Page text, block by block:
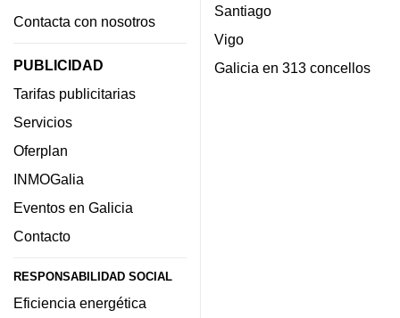
Contacta con nosotros
PUBLICIDAD
Tarifas publicitarias
Servicios
Oferplan
INMOGalia
Eventos en Galicia
Contacto
RESPONSABILIDAD SOCIAL
Eficiencia energética
Santiago
Vigo
Galicia en 313 concellos